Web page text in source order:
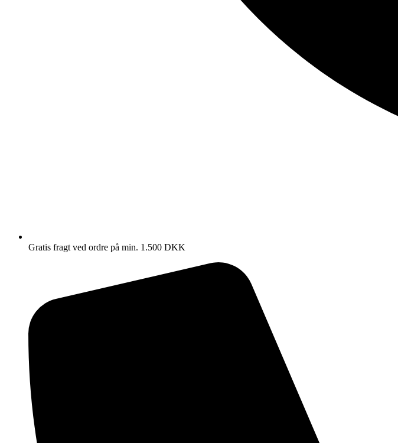
Gratis fragt ved ordre på min. 1.500 DKK